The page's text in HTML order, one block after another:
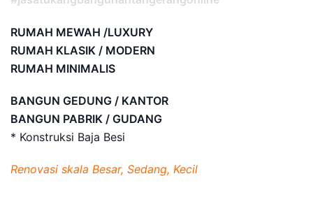
RUMAH MEWAH /LUXURY
RUMAH KLASIK / MODERN
RUMAH MINIMALIS
BANGUN GEDUNG / KANTOR
BANGUN PABRIK / GUDANG
* Konstruksi Baja Besi
Renovasi skala Besar, Sedang, Kecil